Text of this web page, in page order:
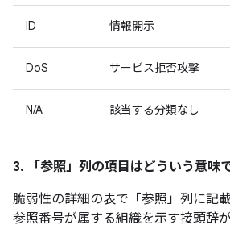
ID 情報開示
DoS サービス拒否攻撃
N/A 該当する分類なし
3. 「参照」 列の項目はどういう意味
脆弱性の詳細の表で「参照」 列に記
参照番号が属する組織を示す接頭辞